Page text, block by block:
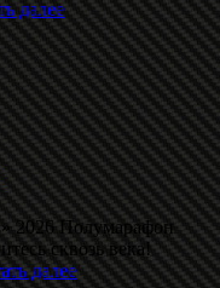
далее:
Даблполлинг
на
лыжероллерах
памяти
С.
Воробьёва
2026
2026 Полумарафон
сквозь века!
далее: